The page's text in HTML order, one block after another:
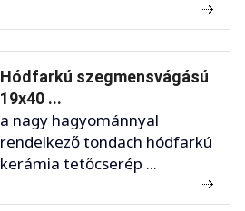
Hódfarkú szegmensvágású
19x40 ...
a nagy hagyománnyal
rendelkező tondach hódfarkú
kerámia tetőcserép ...